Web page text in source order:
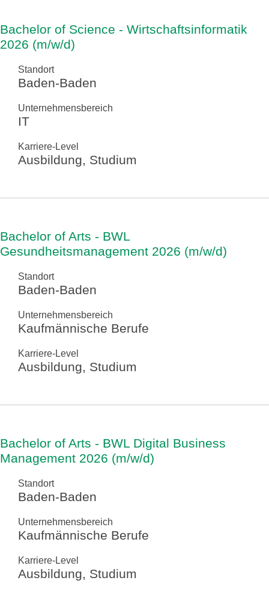
Bachelor of Science - Wirtschaftsinformatik
2026 (m/w/d)
Standort
Baden-Baden
Unternehmensbereich
IT
Karriere-Level
Ausbildung, Studium
Bachelor of Arts - BWL
Gesundheitsmanagement 2026 (m/w/d)
Standort
Baden-Baden
Unternehmensbereich
Kaufmännische Berufe
Karriere-Level
Ausbildung, Studium
Bachelor of Arts - BWL Digital Business
Management 2026 (m/w/d)
Standort
Baden-Baden
Unternehmensbereich
Kaufmännische Berufe
Karriere-Level
Ausbildung, Studium